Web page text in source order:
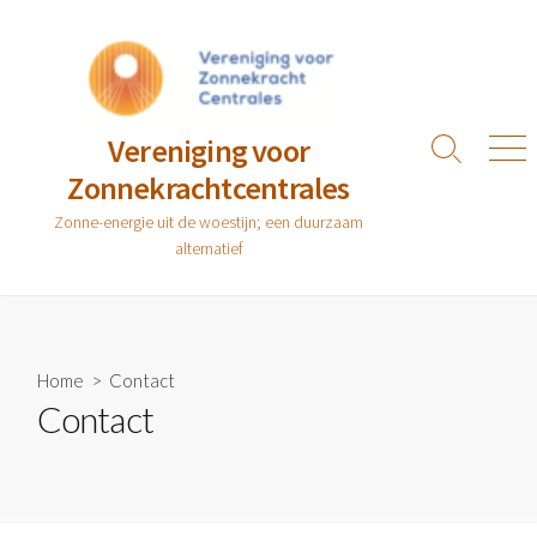
Vereniging voor
Zonnekrachtcentrales
Zonne-energie uit de woestijn; een duurzaam
alternatief
Zoeken
Home > Contact
Contact